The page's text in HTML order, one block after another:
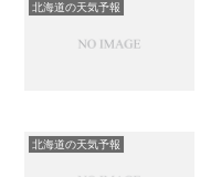
北海道の天気予報
北海道の天気予報